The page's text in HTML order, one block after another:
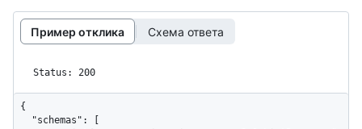
Пример отклика Схема ответа
Status: 200
{